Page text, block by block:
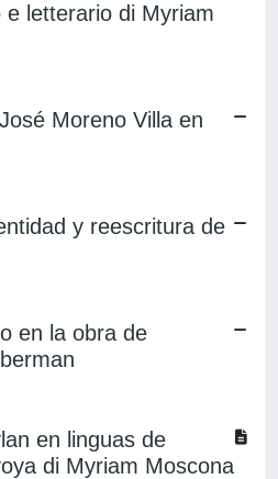
e letterario di Myriam
Moreno Villa en
y reescritura de
en la obra de
en linguas de
di Myriam Moscona